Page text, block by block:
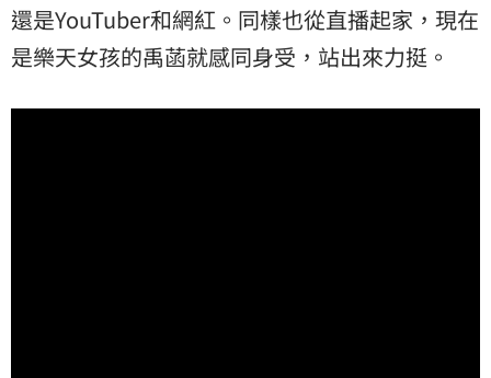
還是YouTuber和網紅。同樣也從直播起家，現在
是樂天女孩的禹菡就感同身受，站出來力挺。